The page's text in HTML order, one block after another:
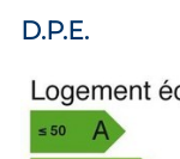
D.P.E.